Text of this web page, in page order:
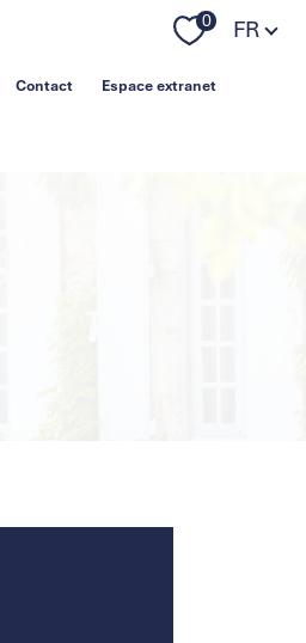
0 Langue
FR
Contact Espace extranet